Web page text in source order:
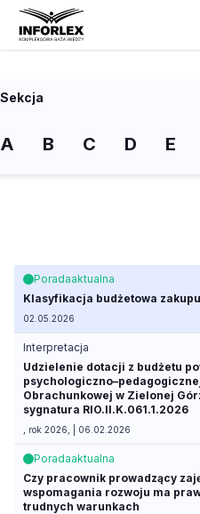
Sekcja
A B C D E
Poradaaktualna
Klasyfikacja budżetowa
02.05.2026
Interpretacja
Udzielenie dotacji z budżetu
Obrachunkowej w Zielonej
sygnatura RIO.II.K.061.1.2026
, rok 2026, | 06.02.2026
Poradaaktualna
Czy pracownik prowadzący
wspomagania rozwoju ma
trudnych warunkach